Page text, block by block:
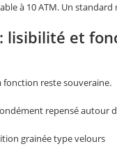
à 10 ATM. Un
: lisibilité et
fonction reste souveraine.
repensé autour
grainée type velours